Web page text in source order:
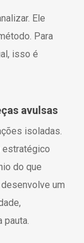
Ele
Para
isso é
avulsas
isoladas.
estratégico
do que
um
pauta.